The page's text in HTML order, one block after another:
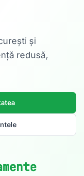
și
redusă,
ta.